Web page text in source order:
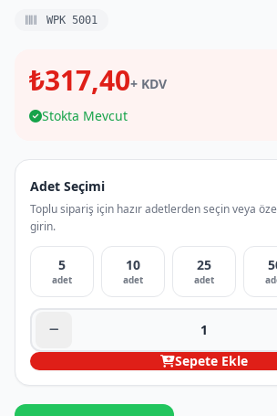
WPK 5001
₺317,40+ KDV
Stokta Mevcut
Adet Seçimi
Toplu sipariş için hazır adetlerden seçin veya
girin.
5
adet
10
adet
25
adet
Sepete Ekle